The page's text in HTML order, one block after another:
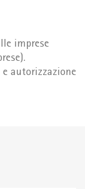
imprese
autorizzazione